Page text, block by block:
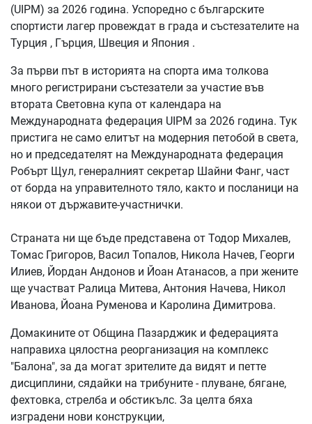
(UIPM) за 2026 година. Успоредно с българските
спортисти лагер провеждат в града и състезателите на
Турция , Гърция, Швеция и Япония .
За първи път в историята на спорта има толкова
много регистрирани състезатели за участие във
втората Световна купа от календара на
Международната федерация UIPM за 2026 година. Тук
пристига не само елитът на модерния петобой в света,
но и председателят на Международната федерация
Робърт Щул, генералният секретар Шайни Фанг, част
от борда на управителното тяло, както и посланици на
някои от държавите-участнички.
Страната ни ще бъде представена от Тодор Михалев,
Томас Григоров, Васил Топалов, Никола Начев, Георги
Илиев, Йордан Андонов и Йоан Атанасов, а при жените
ще участват Ралица Митева, Антония Начева, Никол
Иванова, Йоана Руменова и Каролина Димитрова.
Домакините от Община Пазарджик и федерацията
направиха цялостна реорганизация на комплекс
"Балона", за да могат зрителите да видят и петте
дисциплини, сядайки на трибуните - плуване, бягане,
фехтовка, стрелба и обстикълс. За целта бяха
изградени нови конструкции,